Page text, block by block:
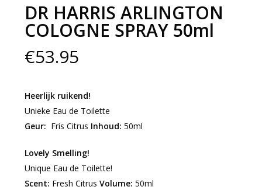
DR HARRIS ARLINGTON
COLOGNE SPRAY 50ml
€53.95
Heerlijk ruikend!
Unieke Eau de Toilette
Geur: Fris Citrus Inhoud: 50ml
Lovely Smelling!
Unique Eau de Toilette!
Scent: Fresh Citrus Volume: 50ml